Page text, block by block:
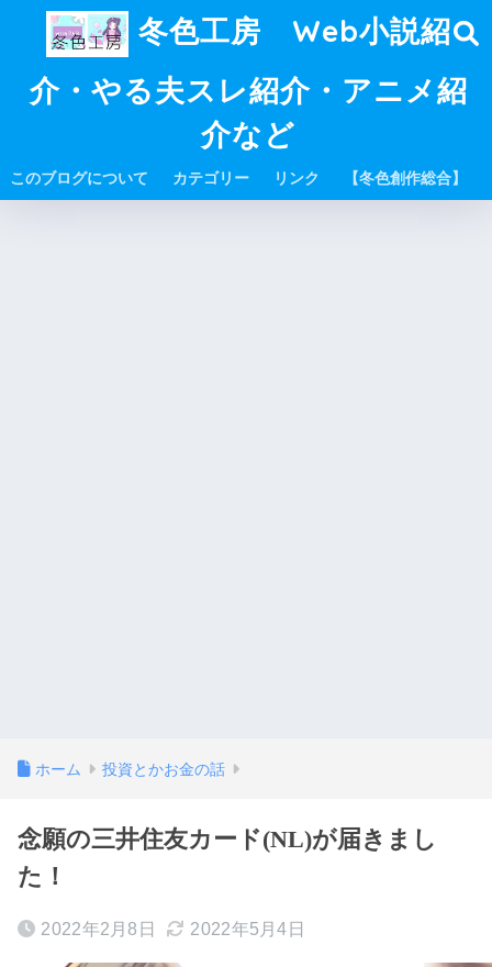
冬色工房 Web小説紹
介・やる夫スレ紹介・アニメ紹
介など
このブログについて カテゴリー リンク 【冬色創作総合】
ホーム 投資とかお金の話
念願の三井住友カード(NL)が届きまし
た！
2022年2月8日 2022年5月4日